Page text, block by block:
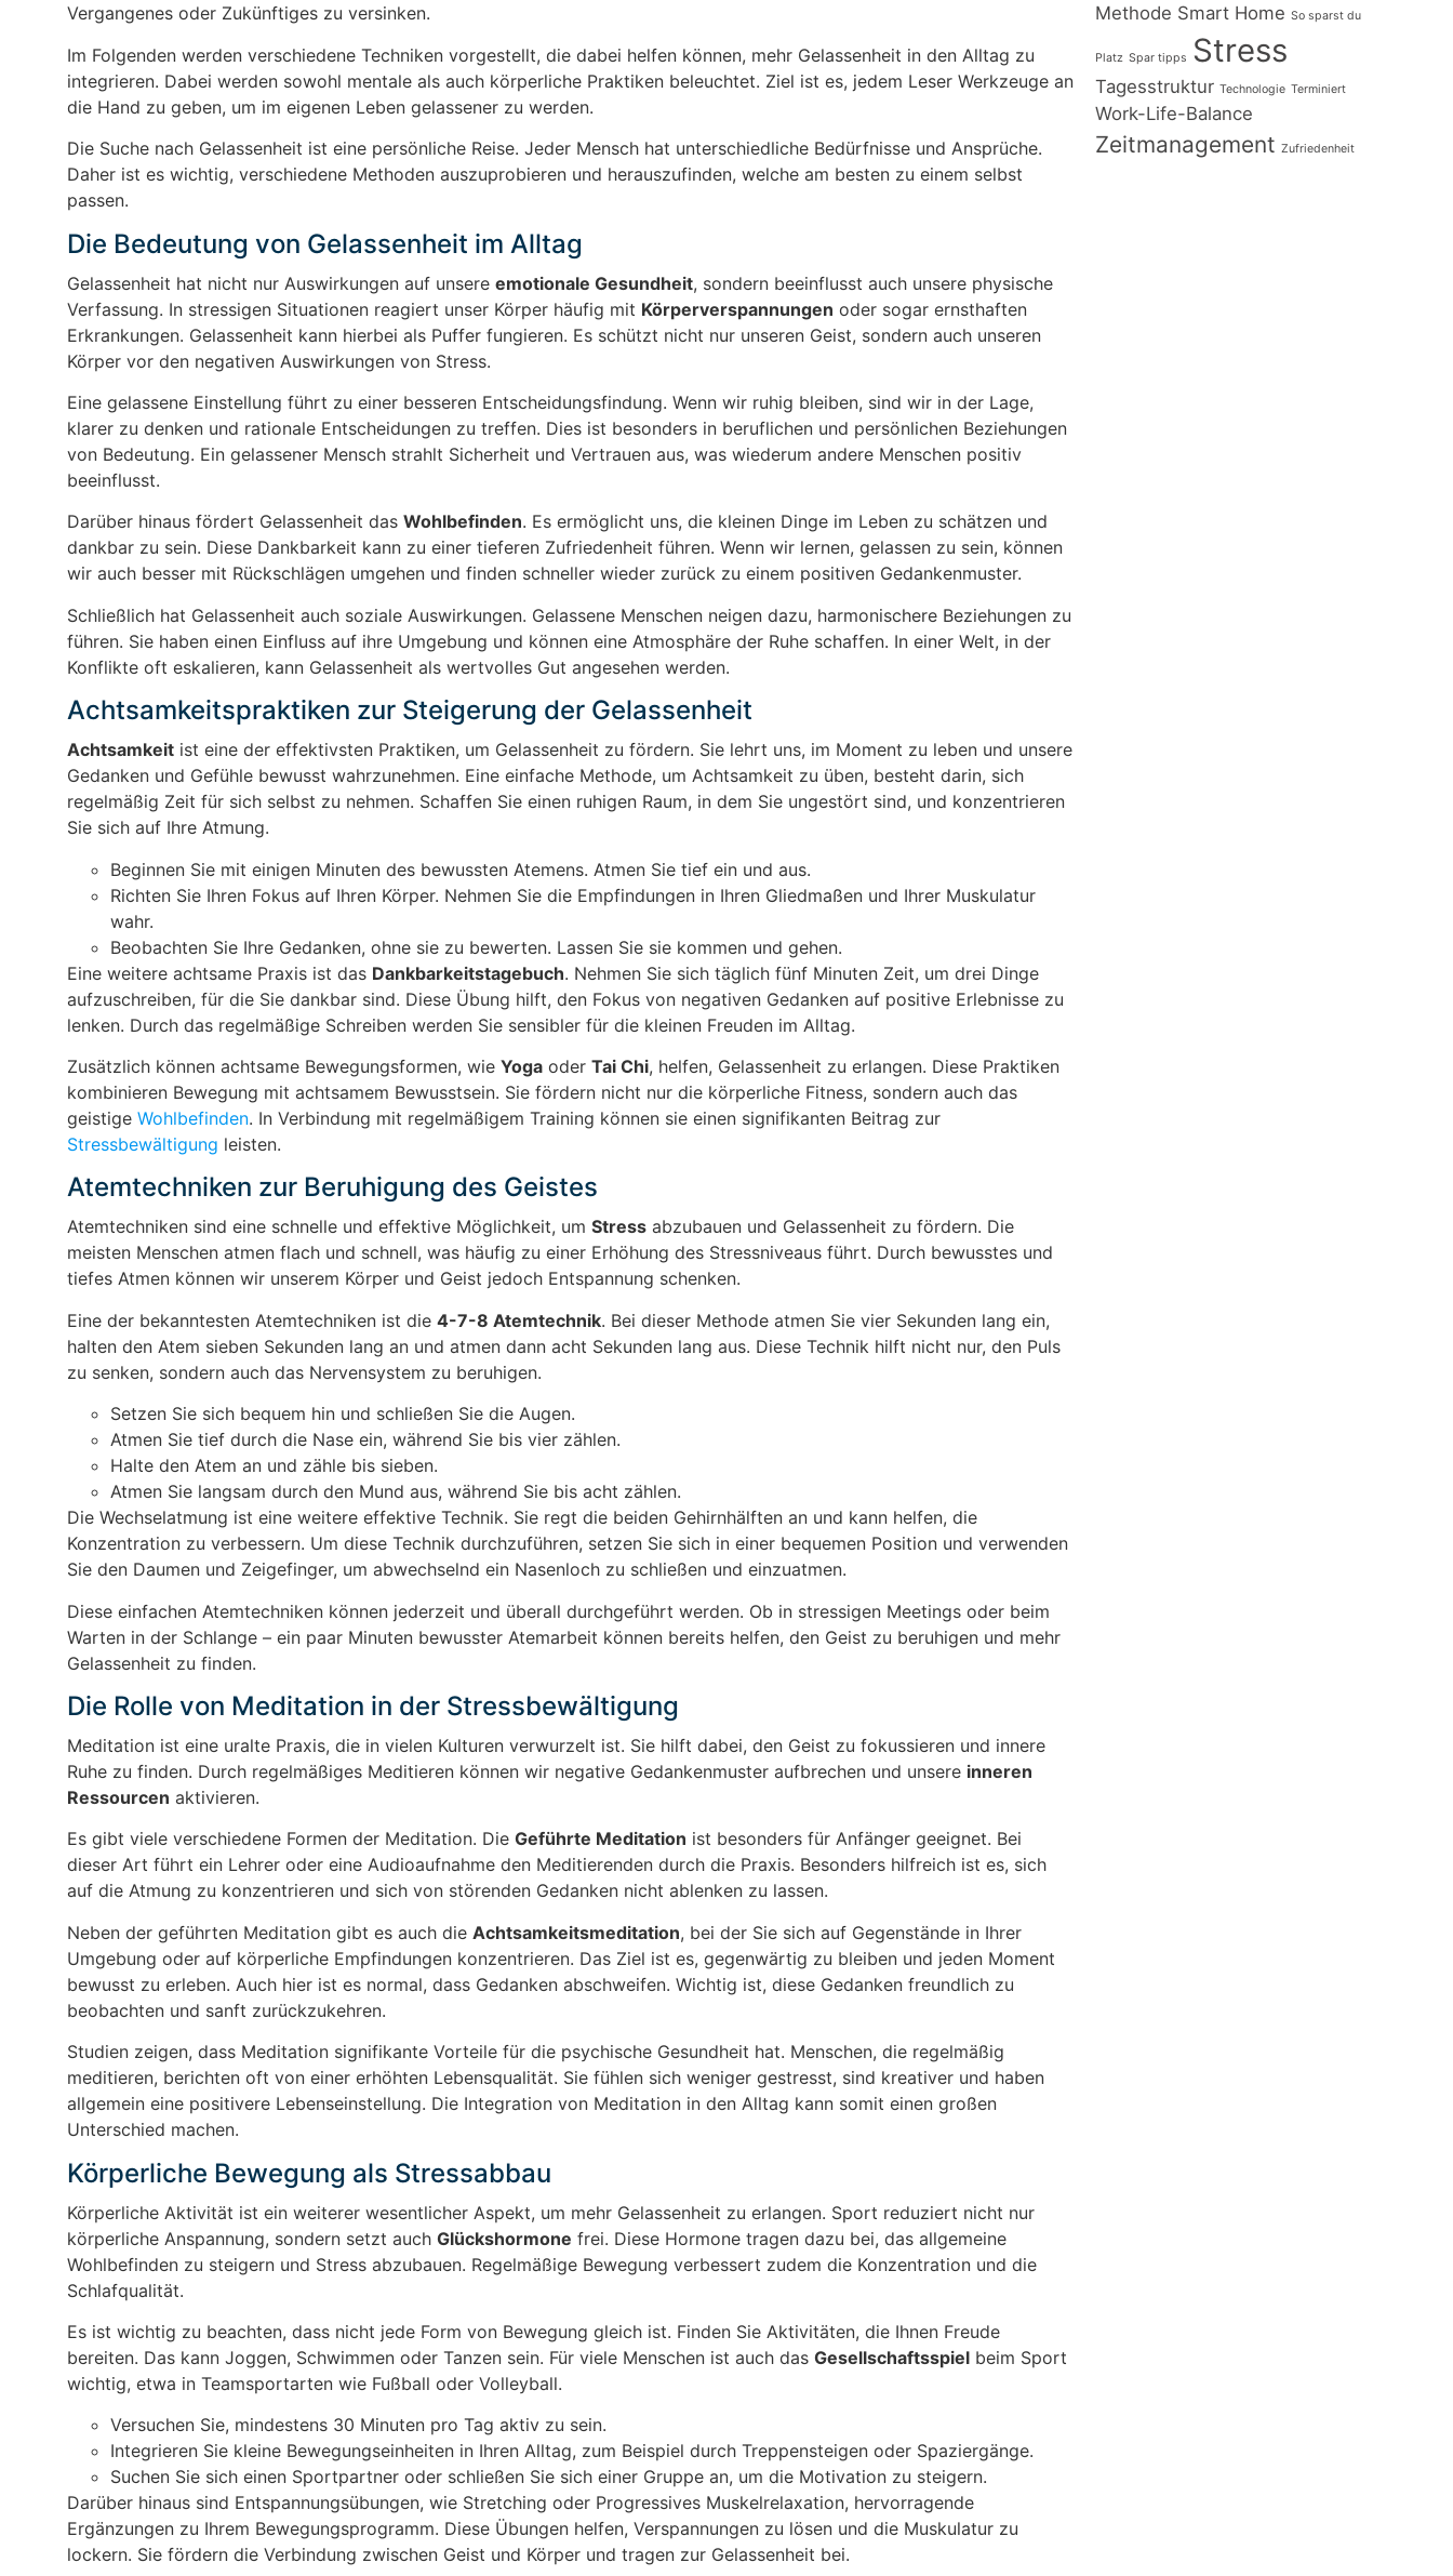
Vergangenes oder Zukünftiges zu versinken.
Im Folgenden werden verschiedene Techniken vorgestellt, die dabei helfen können, mehr Gelassenheit in den Alltag zu
integrieren. Dabei werden sowohl mentale als auch körperliche Praktiken beleuchtet. Ziel ist es, jedem Leser Werkzeuge an
die Hand zu geben, um im eigenen Leben gelassener zu werden.
Die Suche nach Gelassenheit ist eine persönliche Reise. Jeder Mensch hat unterschiedliche Bedürfnisse und Ansprüche.
Daher ist es wichtig, verschiedene Methoden auszuprobieren und herauszufinden, welche am besten zu einem selbst
passen.
Die Bedeutung von Gelassenheit im Alltag
Gelassenheit hat nicht nur Auswirkungen auf unsere emotionale Gesundheit, sondern beeinflusst auch unsere physische
Verfassung. In stressigen Situationen reagiert unser Körper häufig mit Körperverspannungen oder sogar ernsthaften
Erkrankungen. Gelassenheit kann hierbei als Puffer fungieren. Es schützt nicht nur unseren Geist, sondern auch unseren
Körper vor den negativen Auswirkungen von Stress.
Eine gelassene Einstellung führt zu einer besseren Entscheidungsfindung. Wenn wir ruhig bleiben, sind wir in der Lage,
klarer zu denken und rationale Entscheidungen zu treffen. Dies ist besonders in beruflichen und persönlichen Beziehungen
von Bedeutung. Ein gelassener Mensch strahlt Sicherheit und Vertrauen aus, was wiederum andere Menschen positiv
beeinflusst.
Darüber hinaus fördert Gelassenheit das Wohlbefinden. Es ermöglicht uns, die kleinen Dinge im Leben zu schätzen und
dankbar zu sein. Diese Dankbarkeit kann zu einer tieferen Zufriedenheit führen. Wenn wir lernen, gelassen zu sein, können
wir auch besser mit Rückschlägen umgehen und finden schneller wieder zurück zu einem positiven Gedankenmuster.
Schließlich hat Gelassenheit auch soziale Auswirkungen. Gelassene Menschen neigen dazu, harmonischere Beziehungen zu
führen. Sie haben einen Einfluss auf ihre Umgebung und können eine Atmosphäre der Ruhe schaffen. In einer Welt, in der
Konflikte oft eskalieren, kann Gelassenheit als wertvolles Gut angesehen werden.
Achtsamkeitspraktiken zur Steigerung der Gelassenheit
Achtsamkeit ist eine der effektivsten Praktiken, um Gelassenheit zu fördern. Sie lehrt uns, im Moment zu leben und unsere
Gedanken und Gefühle bewusst wahrzunehmen. Eine einfache Methode, um Achtsamkeit zu üben, besteht darin, sich
regelmäßig Zeit für sich selbst zu nehmen. Schaffen Sie einen ruhigen Raum, in dem Sie ungestört sind, und konzentrieren
Sie sich auf Ihre Atmung.
Beginnen Sie mit einigen Minuten des bewussten Atemens. Atmen Sie tief ein und aus.
Richten Sie Ihren Fokus auf Ihren Körper. Nehmen Sie die Empfindungen in Ihren Gliedmaßen und Ihrer Muskulatur
wahr.
Beobachten Sie Ihre Gedanken, ohne sie zu bewerten. Lassen Sie sie kommen und gehen.
Eine weitere achtsame Praxis ist das Dankbarkeitstagebuch. Nehmen Sie sich täglich fünf Minuten Zeit, um drei Dinge
aufzuschreiben, für die Sie dankbar sind. Diese Übung hilft, den Fokus von negativen Gedanken auf positive Erlebnisse zu
lenken. Durch das regelmäßige Schreiben werden Sie sensibler für die kleinen Freuden im Alltag.
Zusätzlich können achtsame Bewegungsformen, wie Yoga oder Tai Chi, helfen, Gelassenheit zu erlangen. Diese Praktiken
kombinieren Bewegung mit achtsamem Bewusstsein. Sie fördern nicht nur die körperliche Fitness, sondern auch das
geistige Wohlbefinden. In Verbindung mit regelmäßigem Training können sie einen signifikanten Beitrag zur
Stressbewältigung leisten.
Atemtechniken zur Beruhigung des Geistes
Atemtechniken sind eine schnelle und effektive Möglichkeit, um Stress abzubauen und Gelassenheit zu fördern. Die
meisten Menschen atmen flach und schnell, was häufig zu einer Erhöhung des Stressniveaus führt. Durch bewusstes und
tiefes Atmen können wir unserem Körper und Geist jedoch Entspannung schenken.
Eine der bekanntesten Atemtechniken ist die 4-7-8 Atemtechnik. Bei dieser Methode atmen Sie vier Sekunden lang ein,
halten den Atem sieben Sekunden lang an und atmen dann acht Sekunden lang aus. Diese Technik hilft nicht nur, den Puls
zu senken, sondern auch das Nervensystem zu beruhigen.
Setzen Sie sich bequem hin und schließen Sie die Augen.
Atmen Sie tief durch die Nase ein, während Sie bis vier zählen.
Halte den Atem an und zähle bis sieben.
Atmen Sie langsam durch den Mund aus, während Sie bis acht zählen.
Die Wechselatmung ist eine weitere effektive Technik. Sie regt die beiden Gehirnhälften an und kann helfen, die
Konzentration zu verbessern. Um diese Technik durchzuführen, setzen Sie sich in einer bequemen Position und verwenden
Sie den Daumen und Zeigefinger, um abwechselnd ein Nasenloch zu schließen und einzuatmen.
Diese einfachen Atemtechniken können jederzeit und überall durchgeführt werden. Ob in stressigen Meetings oder beim
Warten in der Schlange – ein paar Minuten bewusster Atemarbeit können bereits helfen, den Geist zu beruhigen und mehr
Gelassenheit zu finden.
Die Rolle von Meditation in der Stressbewältigung
Meditation ist eine uralte Praxis, die in vielen Kulturen verwurzelt ist. Sie hilft dabei, den Geist zu fokussieren und innere
Ruhe zu finden. Durch regelmäßiges Meditieren können wir negative Gedankenmuster aufbrechen und unsere inneren
Ressourcen aktivieren.
Es gibt viele verschiedene Formen der Meditation. Die Geführte Meditation ist besonders für Anfänger geeignet. Bei
dieser Art führt ein Lehrer oder eine Audioaufnahme den Meditierenden durch die Praxis. Besonders hilfreich ist es, sich
auf die Atmung zu konzentrieren und sich von störenden Gedanken nicht ablenken zu lassen.
Neben der geführten Meditation gibt es auch die Achtsamkeitsmeditation, bei der Sie sich auf Gegenstände in Ihrer
Umgebung oder auf körperliche Empfindungen konzentrieren. Das Ziel ist es, gegenwärtig zu bleiben und jeden Moment
bewusst zu erleben. Auch hier ist es normal, dass Gedanken abschweifen. Wichtig ist, diese Gedanken freundlich zu
beobachten und sanft zurückzukehren.
Studien zeigen, dass Meditation signifikante Vorteile für die psychische Gesundheit hat. Menschen, die regelmäßig
meditieren, berichten oft von einer erhöhten Lebensqualität. Sie fühlen sich weniger gestresst, sind kreativer und haben
allgemein eine positivere Lebenseinstellung. Die Integration von Meditation in den Alltag kann somit einen großen
Unterschied machen.
Körperliche Bewegung als Stressabbau
Körperliche Aktivität ist ein weiterer wesentlicher Aspekt, um mehr Gelassenheit zu erlangen. Sport reduziert nicht nur
körperliche Anspannung, sondern setzt auch Glückshormone frei. Diese Hormone tragen dazu bei, das allgemeine
Wohlbefinden zu steigern und Stress abzubauen. Regelmäßige Bewegung verbessert zudem die Konzentration und die
Schlafqualität.
Es ist wichtig zu beachten, dass nicht jede Form von Bewegung gleich ist. Finden Sie Aktivitäten, die Ihnen Freude
bereiten. Das kann Joggen, Schwimmen oder Tanzen sein. Für viele Menschen ist auch das Gesellschaftsspiel beim Sport
wichtig, etwa in Teamsportarten wie Fußball oder Volleyball.
Versuchen Sie, mindestens 30 Minuten pro Tag aktiv zu sein.
Integrieren Sie kleine Bewegungseinheiten in Ihren Alltag, zum Beispiel durch Treppensteigen oder Spaziergänge.
Suchen Sie sich einen Sportpartner oder schließen Sie sich einer Gruppe an, um die Motivation zu steigern.
Darüber hinaus sind Entspannungsübungen, wie Stretching oder Progressives Muskelrelaxation, hervorragende
Ergänzungen zu Ihrem Bewegungsprogramm. Diese Übungen helfen, Verspannungen zu lösen und die Muskulatur zu
lockern. Sie fördern die Verbindung zwischen Geist und Körper und tragen zur Gelassenheit bei.
Methode Smart Home So sparst du
Platz Spar tipps Stress
Tagesstruktur Technologie Terminiert
Work-Life-Balance
Zeitmanagement Zufriedenheit